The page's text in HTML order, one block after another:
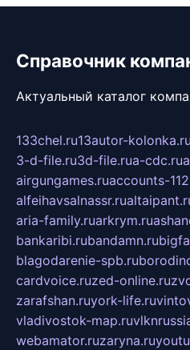
Справочник
Актуальный каталог
133chel.ru13autor-kolonka.ru
3-d-file.ru3d-file.rua-cdc.ru
airgungames.ruaccounts-
alfeihavsalnassr.ru
aria-family.ruarkrym.ru
bankaribi.rubandamn.ru
blagodarenie-spb.ru
cardvoice.ruzed-online.ru
zarafshan.ruyork-life.ru
vladivostok-map.ru
webamator.ruzaryna.ru